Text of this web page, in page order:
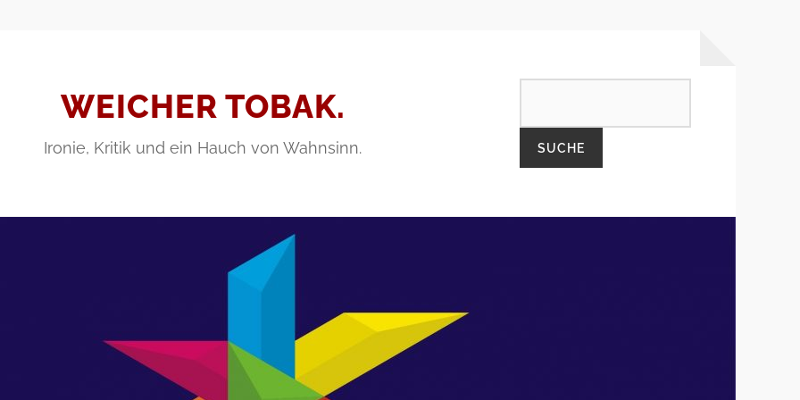
WEICHER TOBAK.
Ironie, Kritik und ein Hauch von Wahnsinn.
SEARCH